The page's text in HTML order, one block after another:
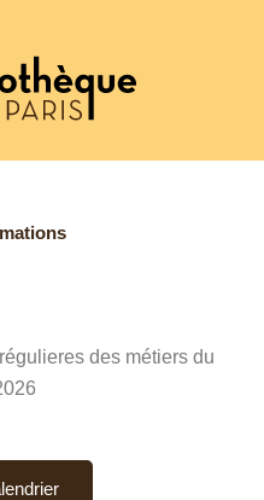
des métiers du